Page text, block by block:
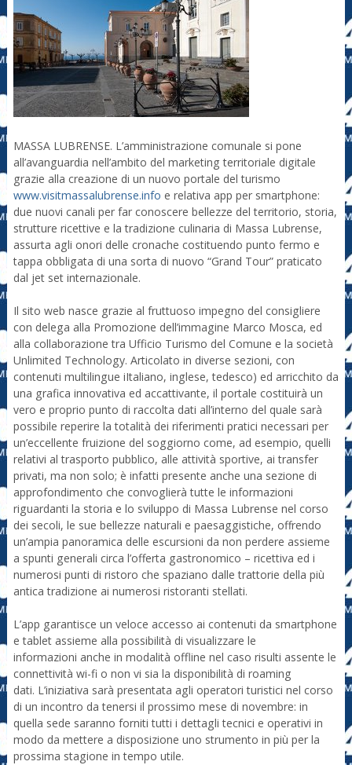
MASSA LUBRENSE. L’amministrazione comunale si pone
all’avanguardia nell’ambito del marketing territoriale digitale
grazie alla creazione di un nuovo portale del turismo
www.visitmassalubrense.info e relativa app per smartphone:
due nuovi canali per far conoscere bellezze del territorio, storia,
strutture ricettive e la tradizione culinaria di Massa Lubrense,
assurta agli onori delle cronache costituendo punto fermo e
tappa obbligata di una sorta di nuovo “Grand Tour” praticato
dal jet set internazionale.
Il sito web nasce grazie al fruttuoso impegno del consigliere
con delega alla Promozione dell’immagine Marco Mosca, ed
alla collaborazione tra Ufficio Turismo del Comune e la società
Unlimited Technology. Articolato in diverse sezioni, con
contenuti multilingue iItaliano, inglese, tedesco) ed arricchito da
una grafica innovativa ed accattivante, il portale costituirà un
vero e proprio punto di raccolta dati all’interno del quale sarà
possibile reperire la totalità dei riferimenti pratici necessari per
un’eccellente fruizione del soggiorno come, ad esempio, quelli
relativi al trasporto pubblico, alle attività sportive, ai transfer
privati, ma non solo; è infatti presente anche una sezione di
approfondimento che convoglierà tutte le informazioni
riguardanti la storia e lo sviluppo di Massa Lubrense nel corso
dei secoli, le sue bellezze naturali e paesaggistiche, offrendo
un’ampia panoramica delle escursioni da non perdere assieme
a spunti generali circa l’offerta gastronomico – ricettiva ed i
numerosi punti di ristoro che spaziano dalle trattorie della più
antica tradizione ai numerosi ristoranti stellati.
L’app garantisce un veloce accesso ai contenuti da smartphone
e tablet assieme alla possibilità di visualizzare le
informazioni anche in modalità offline nel caso risulti assente le
connettività wi-fi o non vi sia la disponibilità di roaming
dati. L’iniziativa sarà presentata agli operatori turistici nel corso
di un incontro da tenersi il prossimo mese di novembre: in
quella sede saranno forniti tutti i dettagli tecnici e operativi in
modo da mettere a disposizione uno strumento in più per la
prossima stagione in tempo utile.